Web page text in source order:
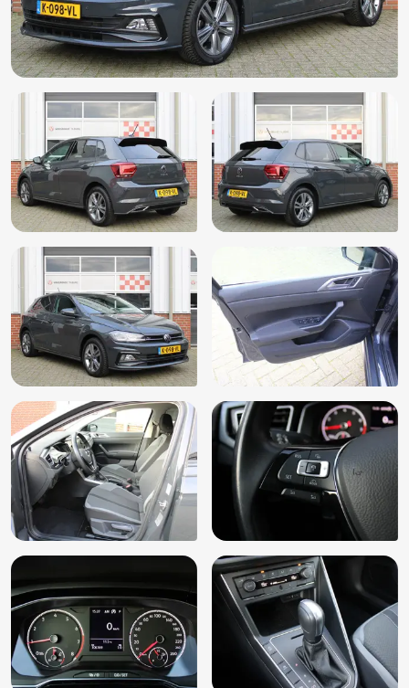
Draadloos telefoon laden
Drive Select
Elektrische ramen achter
Elektronische remkrachtverdeling
Elektronisch Stabiliteits Programma
Extra getint glas achter
Geen rokers auto
Getint glas
Handrem bekleedt met leder
Hoofdsteunen achter
Hoofdsteunen anti-whiplash
Isofix bevestiging voor kinderzitjes
LED achterlichten
LED dagrijverlichting
Lederen stuurwiel
Lederen versnellingspook
Lichtmetalen velgen 16"
Lichtsensor
Mirrorlink
Mistlampen voor adaptief
Multimedia-voorbereiding
N.A.P.
Navigatiesysteem
Nederlandse auto
Onderhoudshistorie
Parkeersensor voor en achter